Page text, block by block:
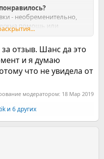
- необременительно,
помощь или
ответят , помогут.
к другим, если и
разобраться,
а в некоторых
человека, который не
пустотой.
"пустых разговоров",
что собрались мы по-
Но , оказалось , что
разная, и к этому тоже
вина раз месяц
и пришел в эту
и не зависимость вовсе,
отзыв. Шанс да это
и я думаю
что не увидела от
модератором: 18 Мар 2019
и 6 других